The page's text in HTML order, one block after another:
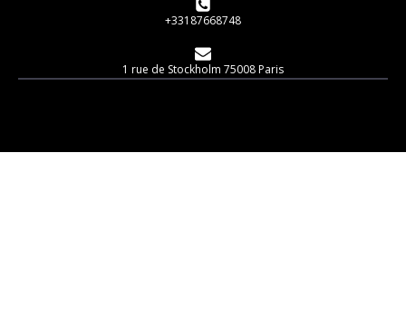
+33187668748
1 rue de Stockholm 75008 Paris